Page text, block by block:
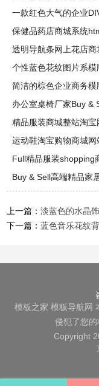
一款红色大气的企业
保健品药店商城系统
透明导航条网上花店商
个性蓝色花纹图片系模
简洁的棕色企业商务模
办公室桌椅厂家Buy &
精品服装商城整站淘宝
运动鞋淘宝购物商城网
Full精品服装shopping
Buy & Sell高端精品家
上一篇：淡蓝色的水晶
下一篇：蓝色音乐花纹
模板之家 模板导航网
侵犯了您的
Copyright